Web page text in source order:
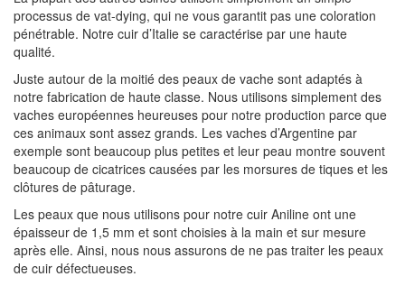
processus de vat-dying, qui ne vous garantit pas une coloration
pénétrable. Notre cuir d’Italie se caractérise par une haute
qualité.
Juste autour de la moitié des peaux de vache sont adaptés à
notre fabrication de haute classe. Nous utilisons simplement des
vaches européennes heureuses pour notre production parce que
ces animaux sont assez grands. Les vaches d’Argentine par
exemple sont beaucoup plus petites et leur peau montre souvent
beaucoup de cicatrices causées par les morsures de tiques et les
clôtures de pâturage.
Les peaux que nous utilisons pour notre cuir Aniline ont une
épaisseur de 1,5 mm et sont choisies à la main et sur mesure
après elle. Ainsi, nous nous assurons de ne pas traiter les peaux
de cuir défectueuses.